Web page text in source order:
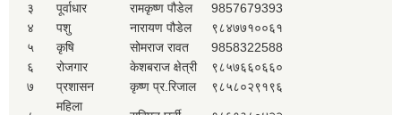
३
पूर्वाधार रामकृष्ण पौडेल
9857679393
४
पशु नारायण पौडेल
९८४७७१००६१
५
कृषि सोमराज रावत
9858322588
६
रोजगार केशबराज क्षेत्री
९८५७६६०६६०
७
प्रशासन कृष्ण प्र.रिजाल ९८५८०२९१९६
महिला